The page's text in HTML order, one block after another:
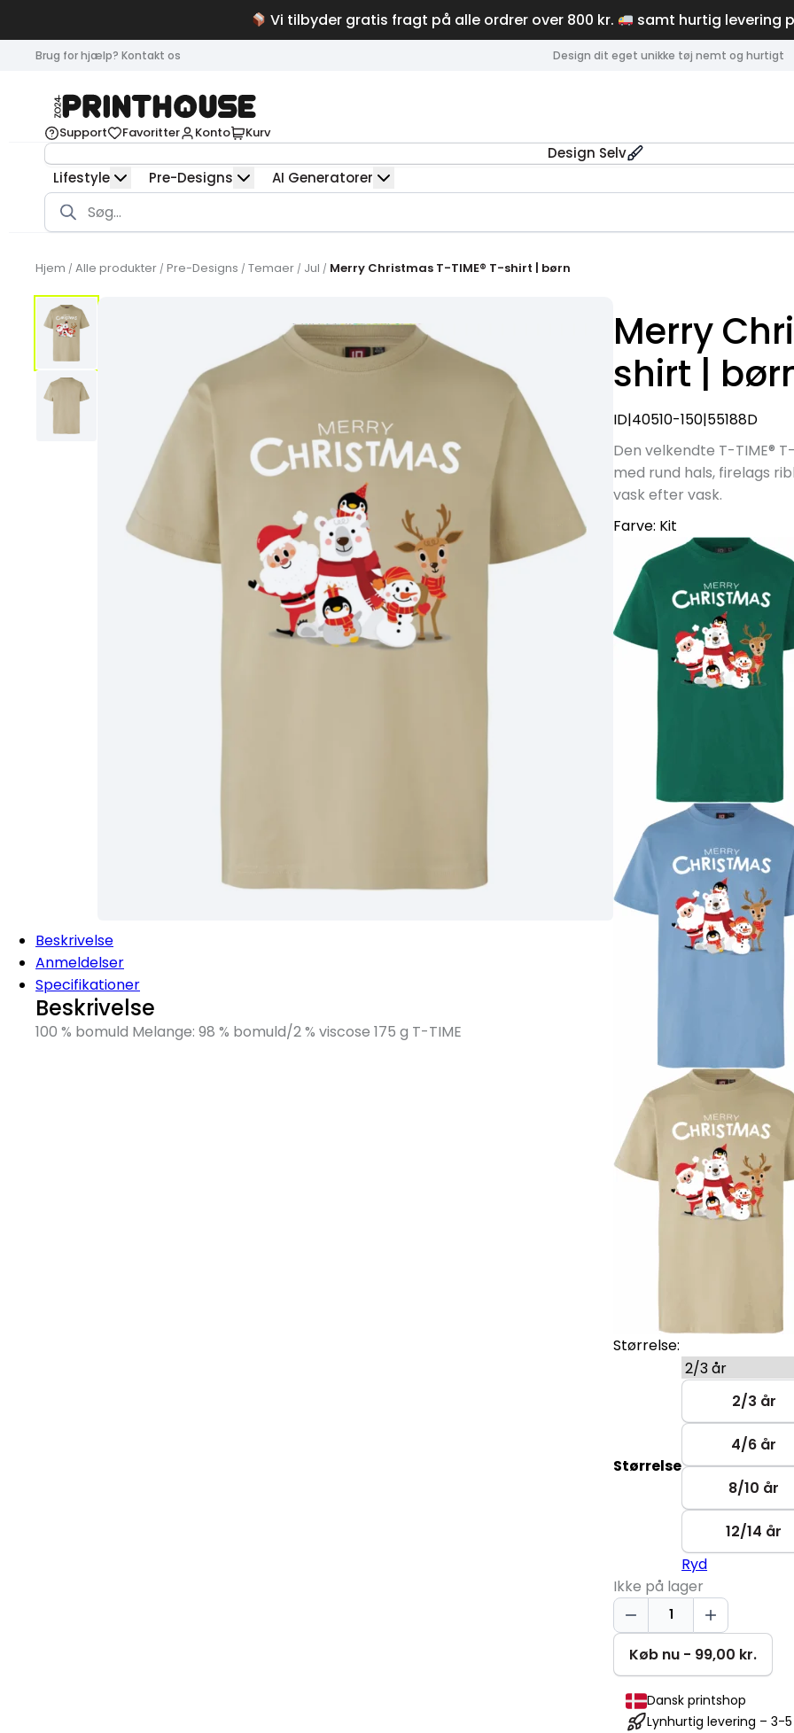
Vi tilbyder gratis fragt på alle ordrer over 800 kr. samt hurtig levering
Brug for hjælp? Kontakt os Design dit eget unikke tøj nemt og hurtigt
Support Favoritter Konto Kurv
Design Selv
Lifestyle
Pre-Designs AI Generatorer
Products
search
Hjem / Alle produkter / Pre-Designs / Temaer / Jul / Merry Christmas T-TIME® T-shirt | børn
Beskrivelse
Anmeldelser
Specifikationer
Beskrivelse
100 % bomuld Melange: 98 % bomuld/2 % viscose 175 g T-TIME
Merry
shirt |
ID|40510-150|55188D
Den velkendte T-TIME®
med rund hals, firelags
vask efter vask.
Farve: Kit
Størrelse:
Størrelse
2/3 år
4/6 år
8/10 år
12/14 år
Ryd
Ikke på lager
Merry
Christmas
TIME®
T-
shirt
Køb nu - 99,00 kr.
Dansk printshop
Lynhurtig levering – 3-